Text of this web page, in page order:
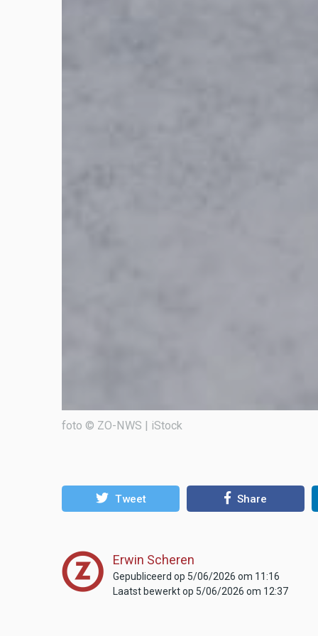
foto © ZO-NWS | iStock
Tweet Share
Erwin Scheren
Gepubliceerd op 5/06/2026 om 11:16
Laatst bewerkt op 5/06/2026 om 12:37